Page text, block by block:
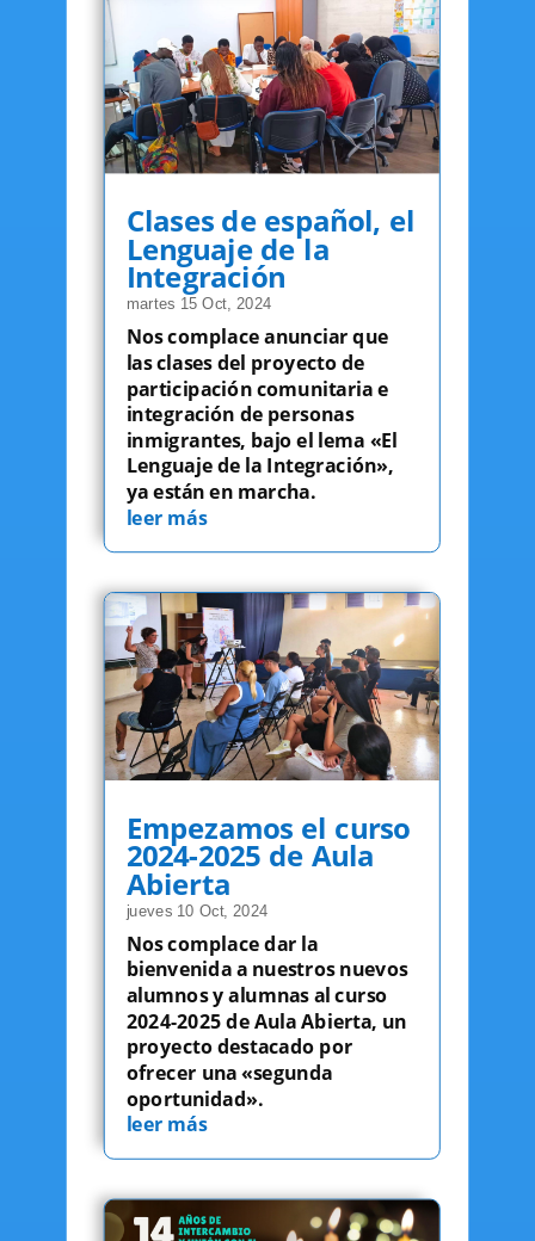
Clases de español, el
Lenguaje de la
Integración
martes 15 Oct, 2024
Nos complace anunciar que
las clases del proyecto de
participación comunitaria e
integración de personas
inmigrantes, bajo el lema «El
Lenguaje de la Integración»,
ya están en marcha.
leer más
Empezamos el curso
2024-2025 de Aula
Abierta
jueves 10 Oct, 2024
Nos complace dar la
bienvenida a nuestros nuevos
alumnos y alumnas al curso
2024-2025 de Aula Abierta, un
proyecto destacado por
ofrecer una «segunda
oportunidad».
leer más